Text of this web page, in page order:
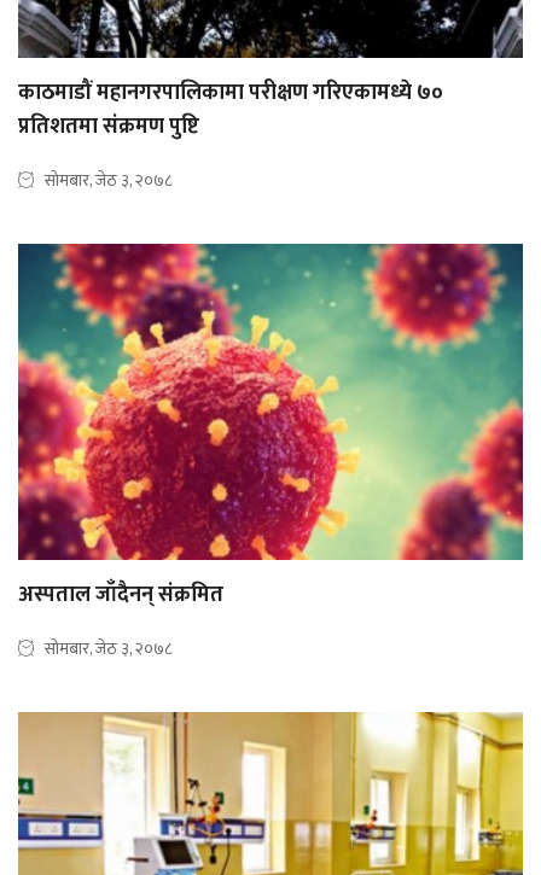
काठमाडौं महानगरपालिकामा परीक्षण गरिएकामध्ये ७०
प्रतिशतमा संक्रमण पुष्टि
सोमबार, जेठ ३, २०७८
अस्पताल जाँदैनन् संक्रमित
सोमबार, जेठ ३, २०७८